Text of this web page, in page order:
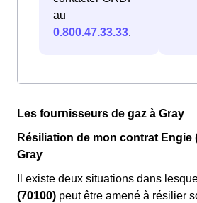
au
0.800.47.33.33.
Les fournisseurs de gaz à Gray
Résiliation de mon contrat Engie
Gray
Il existe deux situations dans
(70100) peut être amené à résilier